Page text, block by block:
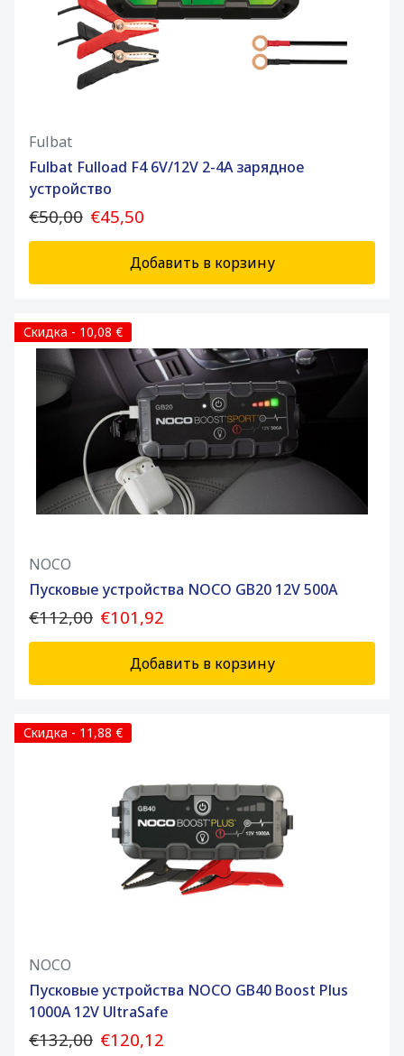
Fulbat
Fulbat Fulload F4 6V/12V 2-4A зарядное
устройство
€50,00 €45,50
Добавить в корзину
Скидка - 10,08 €
NOCO
Пусковые устройства NOCO GB20 12V 500A
€112,00 €101,92
Добавить в корзину
Скидка - 11,88 €
NOCO
Пусковые устройства NOCO GB40 Boost Plus
1000A 12V UltraSafe
€132,00 €120,12